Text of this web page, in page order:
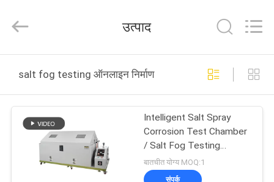
उत्पादों
वीडियो
Reserved.
उत्पाद
salt fog testing ऑनलाइन निर्माण
Intelligent Salt Spray
Corrosion Test Chamber
/ Salt Fog Testing
Custom
बातचीत योग्य MOQ:1
संपर्क